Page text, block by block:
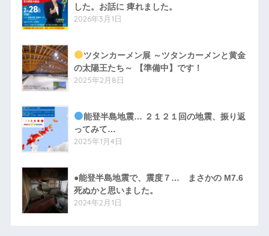
した。お話に 痺れました。
2026年3月1日
ツタンカーメン展 ～ツタンカーメンと黄金
の太陽王たち～ 【準備中】です！
2025年2月8日
能登半島地震… ２１２１回の地震、振り返
ってみて…
2025年1月4日
●能登半島地震で、震度７… まさかの M7.6
死ぬかと思いました。
2024年2月1日